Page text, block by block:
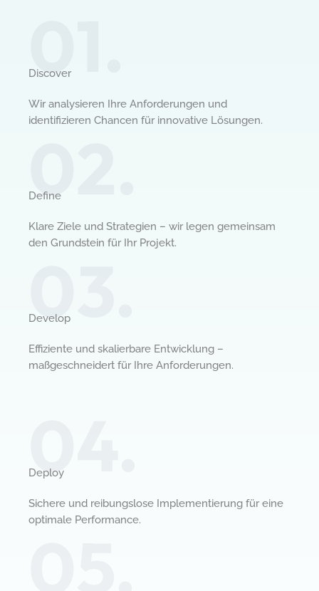
01.
Discover​
Wir analysieren Ihre Anforderungen und
identifizieren Chancen für innovative Lösungen.
02.
Define​
Klare Ziele und Strategien – wir legen gemeinsam
den Grundstein für Ihr Projekt.
03.
Develop​
Effiziente und skalierbare Entwicklung –
maßgeschneidert für Ihre Anforderungen.
04.
Deploy​​
Sichere und reibungslose Implementierung für eine
optimale Performance.